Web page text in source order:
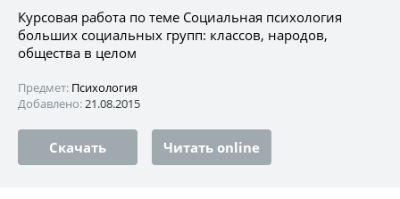
Курсовая работа по теме Социальная психология
больших социальных групп: классов, народов,
общества в целом
Предмет: Психология
Добавлено:21.08.2015
Скачать Читать online